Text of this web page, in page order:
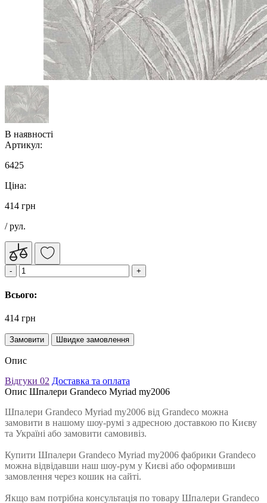
В наявності
Артикул:
6425
Ціна:
414 грн
/ рул.
Всього:
414 грн
Замовити Швидке замовлення
Опис
Відгуки 02 Доставка та оплата
Опис Шпалери Grandeco Myriad my2006
Шпалери Grandeco Myriad my2006 від Grandeco можна
замовити в нашому шоу-румі з адресною доставкою по Києву
та Україні або замовити самовивіз.
Купити Шпалери Grandeco Myriad my2006 фабрики Grandeco
можна відвідавши наш шоу-рум у Києві або оформивши
замовлення через кошик на сайті.
Якщо вам потрібна консультація по товару Шпалери Grandeco